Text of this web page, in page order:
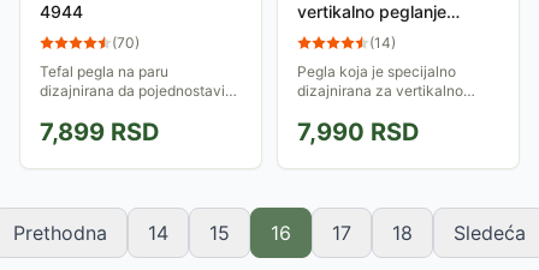
4944
(70)
Tefal pegla na paru
dizajnirana da pojednostavi
grejne ploče i kolektor za
skupljanje kamenca
omogućavaju dug vek...
7,899 RSD
vertikalno peglanje
AU324
(14)
Pegla koja je specijalno
dizajnirana za vertikalno
peglanje zavesa, odeće na
vešalicama...
7,990 RSD
Prethodna 14 15 16 17 18 Sledeća